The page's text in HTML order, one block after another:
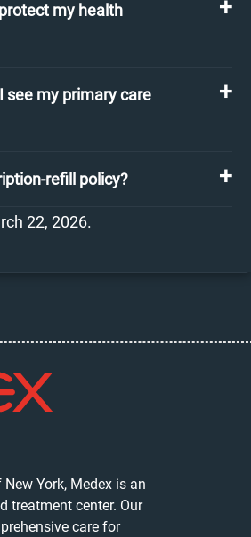
my health
see my primary care
refill policy?
22, 2026.
York, Medex is an
treatment center. Our
care for